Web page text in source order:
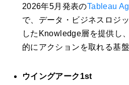
2026年5月発表のTableau
で、データ・ビジネスロジ
したKnowledge層を提供し
的にアクションを取れる基
ウイングアーク1st